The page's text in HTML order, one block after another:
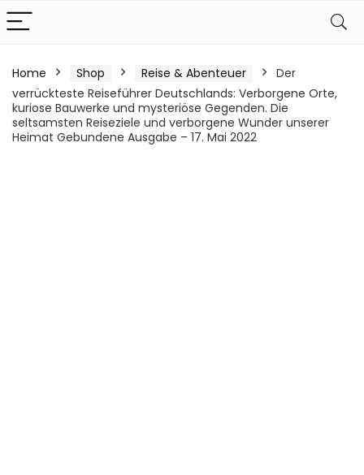
Home Shop Reise & Abenteuer
Der
verrückteste Reiseführer Deutschlands: Verborgene Orte,
kuriose Bauwerke und mysteriöse Gegenden. Die
seltsamsten Reiseziele und verborgene Wunder unserer
Heimat Gebundene Ausgabe – 17. Mai 2022